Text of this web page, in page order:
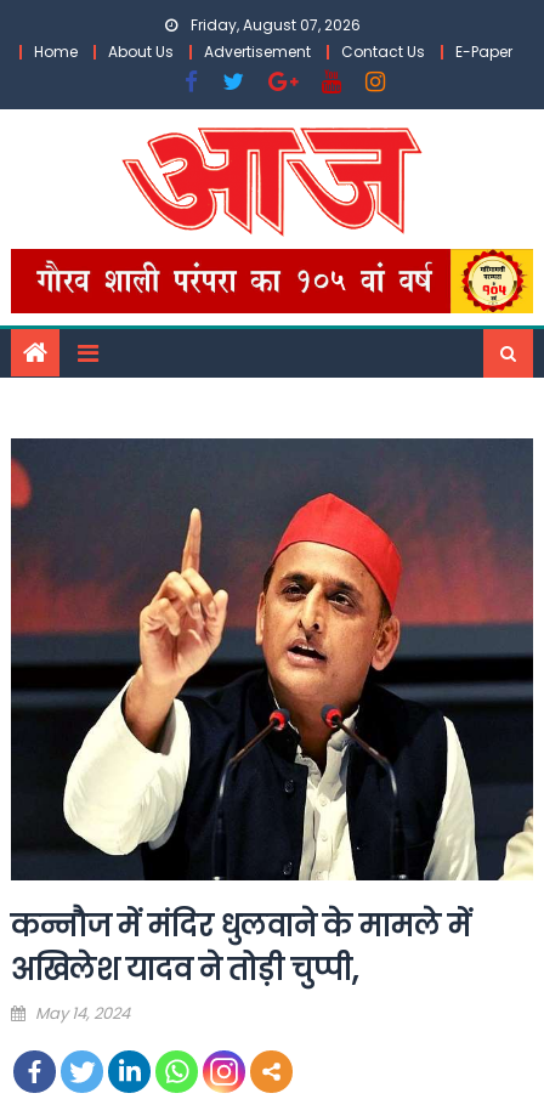
Friday, August 07, 2026
Home
About Us Advertisement Contact Us E-Paper
कन्नौज में मंदिर धुलवाने के मामले में
अखिलेश यादव ने तोड़ी चुप्पी,
Posted
May 14, 2024